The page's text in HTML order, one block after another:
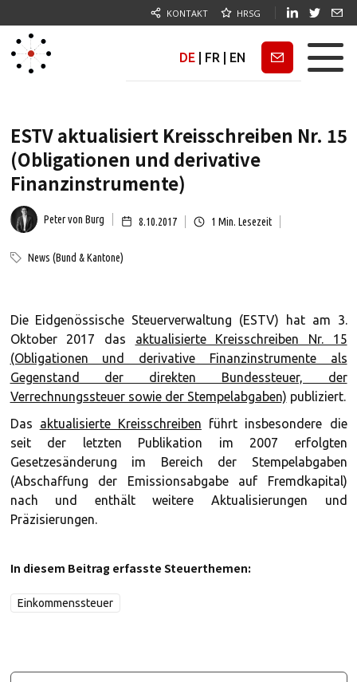
KONTAKT HRSG
DE FR EN Newsletter
ESTV aktualisiert Kreisschreiben Nr. 15
(Obligationen und derivative
Finanzinstrumente)
Peter von Burg 8.10.2017 1 Min. Lesezeit
News (Bund & Kantone)
Die Eidgenössische Steuerverwaltung (ESTV) hat am 3.
Oktober 2017 das aktualisierte Kreisschreiben Nr. 15
(Obligationen und derivative Finanzinstrumente als
Gegenstand der direkten Bundessteuer, der
Verrechnungssteuer sowie der Stempelabgaben) publiziert.
Das aktualisierte Kreisschreiben führt insbesondere die
seit der letzten Publikation im 2007 erfolgten
Gesetzesänderung im Bereich der Stempelabgaben
(Abschaffung der Emissionsabgabe auf Fremdkapital)
nach und enthält weitere Aktualisierungen und
Präzisierungen.
In diesem Beitrag erfasste Steuerthemen:
Einkommenssteuer